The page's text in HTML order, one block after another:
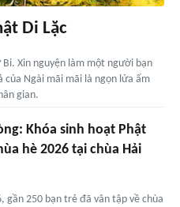
Di Lặc
Xin nguyện làm một người bạn
Ngài mãi mãi là ngọn lửa ấm
gian.
Khóa sinh hoạt Phật
hè 2026 tại chùa Hải
gần 250 bạn trẻ đã vân tập về chùa